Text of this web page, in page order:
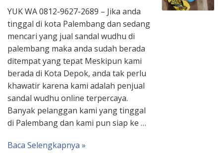
YUK WA 0812-9627-2689 – Jika anda
tinggal di kota Palembang dan sedang
mencari yang jual sandal wudhu di
palembang maka anda sudah berada
ditempat yang tepat Meskipun kami
berada di Kota Depok, anda tak perlu
khawatir karena kami adalah penjual
sandal wudhu online terpercaya.
Banyak pelanggan kami yang tinggal
di Palembang dan kami pun siap ke …
Baca Selengkapnya »